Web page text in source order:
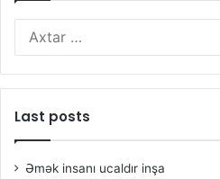
Last posts
Əmək insanı ucaldır inşa